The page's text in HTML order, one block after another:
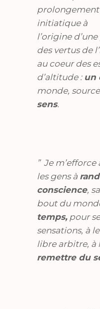
prolongement
initiatique à
l’origine
des vertus de
au coeur des
d’altitude : un
monde,
sens.
” Je
les gens à
conscience,
bout du
temps,pour
sensations, à
libre arbitre, à
remettre du